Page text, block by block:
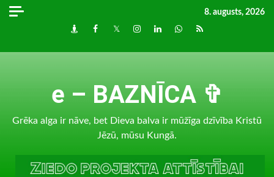
Skip
8. augusts, 2026
DraugiemFacebook
TwitterInstagram
LinkedInwhatsapp
RSS
e – BAZNĪCA ✞
Grēka alga ir nāve, bet Dieva balva ir mūžīga dzīvība Kristū
Jēzū, mūsu Kungā.